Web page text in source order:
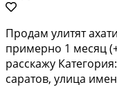
Продам улитят
примерно 1 месяц
расскажу
саратов, улица